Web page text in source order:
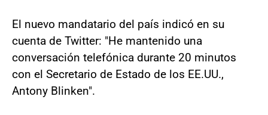
El nuevo mandatario del país indicó en su
cuenta de Twitter: "He mantenido una
conversación telefónica durante 20 minutos
con el Secretario de Estado de los EE.UU.,
Antony Blinken".